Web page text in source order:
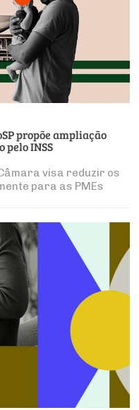
propõe ampliação
pelo INSS
visa reduzir os
para as PMEs